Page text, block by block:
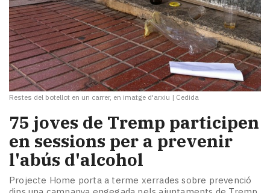
Restes del botellot en un carrer, en imatge d'arxiu | Cedida
​75 joves de Tremp participen
en sessions per a prevenir
l'abús d'alcohol
Projecte Home porta a terme xerrades sobre prevenció